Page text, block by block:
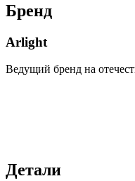
Бренд
Arlight
Ведущий бренд на
Детали